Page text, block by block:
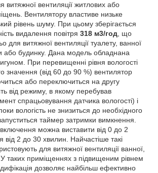
витяжної вентиляції житлових або
Вентилятору властиве низьке
рівень шуму. При цьому зберігається
видалення повітря 318 м3/год, що
для витяжної вентиляції туалету, ванної
або будинку. Дана модель обладнана
При перевищенні рівня вологості
значення (від 60 до 90 %) вентилятор
або переключиться на другу
від режиму, в якому перебував
спрацьовування датчика вологості) і
вологість не знизиться до необхідного
таймер затримки вимкнення.
можна виставити від 0 до 2
від 2 до 30 хвилин. Найчастіше такі
для витяжної вентиляції ванної,
таких приміщеннях з підвищеним рівнем
дозволяє найбільш ефективно